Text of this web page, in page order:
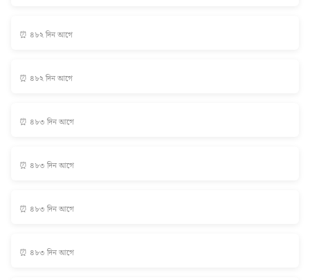
⏰ ৪৮২ দিন আগে
⏰ ৪৮২ দিন আগে
⏰ ৪৮৩ দিন আগে
⏰ ৪৮৩ দিন আগে
⏰ ৪৮৩ দিন আগে
⏰ ৪৮৩ দিন আগে